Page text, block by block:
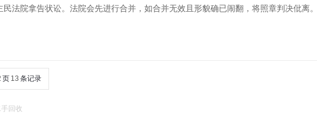
法院拿告状讼。法院会先进行合并，如合并无效且形貌确已闹翻，将照章判决仳离
页 13 条记录
手回收